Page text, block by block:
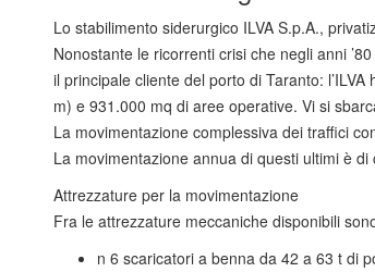
Lo stabilimento siderurgico ILVA S.p.A.,
Nonostante le ricorrenti crisi che negli anni
il principale cliente del porto di Taranto:
m) e 931.000 mq di aree operative. Vi si
La movimentazione complessiva dei traffici
La movimentazione annua di questi ultimi è
Attrezzature per la movimentazione
Fra le attrezzature meccaniche disponibili
n 6 scaricatori a benna da 42 a 63 t di